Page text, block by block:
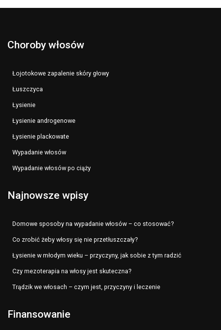
Choroby włosów
Łojotokowe zapalenie skóry głowy
Łuszczyca
Łysienie
Łysienie androgenowe
Łysienie plackowate
Wypadanie włosów
Wypadanie włosów po ciąży
Najnowsze wpisy
Domowe sposoby na wypadanie włosów – co stosować?
Co zrobić żeby włosy się nie przetłuszczały?
Łysienie w młodym wieku – przyczyny, jak sobie z tym radzić
Czy mezoterapia na włosy jest skuteczna?
Trądzik we włosach – czym jest, przyczyny i leczenie
Finansowanie